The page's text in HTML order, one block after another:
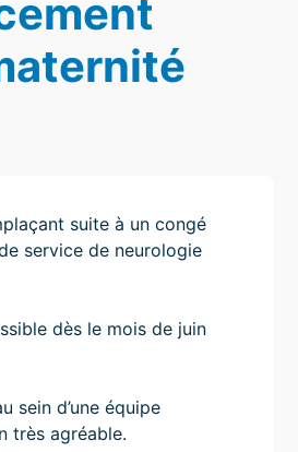
suite à un congé
service de neurologie
dès le mois de juin
sein d’une équipe
très agréable.